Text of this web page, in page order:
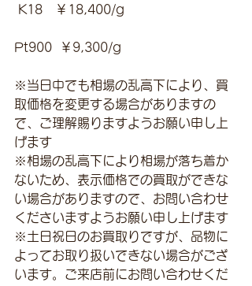
K18　￥18,400/g
Pt900  ￥9,300/g
※当日中でも相場の乱高下により、買
取価格を変更する場合がありますの
で、ご理解賜りますようお願い申し上
げます
※相場の乱高下により相場が落ち着か
ないため、表示価格での買取ができな
い場合がありますので、お問い合わせ
くださいますようお願い申し上げます
※土日祝日のお買取りですが、品物に
よってお取り扱いできない場合がござ
います。ご来店前にお問い合わせくだ